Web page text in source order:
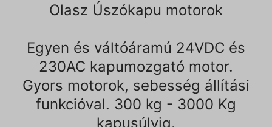
Olasz Úszókapu motorok
Egyen és váltóáramú 24VDC és
230AC kapumozgató motor.
Gyors motorok, sebesség állítási
funkcióval. 300 kg - 3000 Kg
kapusúlyig.